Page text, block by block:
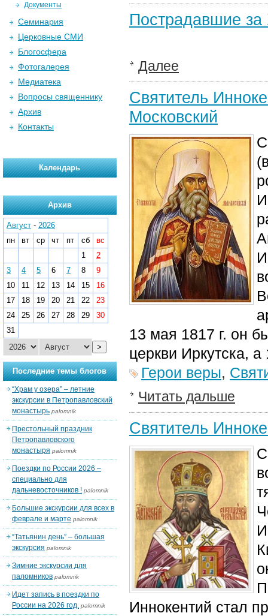
Пострадавшие за
Далее
Святитель
Московский
13 мая 1817 г. он
церкви Иркутска,
Герои веры,
Читать дальше
Святитель
Иннокентий стал
Документы
Семинария
Церковные СМИ
Блогосфера
Фотогалерея
Медиатека
Вопросы священнику
Архив
Контакты
Календарь
Архив
Август - 2026
пн
вт ср чт пт сб
вс
1
2
3
4 5 6 7 8
9
10
11 12 13 14 15
16
17
18 19 20 21 22
23
24
25 26 27 28 29
30
31
>
Последние темы блогов
“Храм у озера” – летние
экскурсии в Петропавловский
монастырь palomnik
Престольный праздник
Петропавловского
монастыря palomnik
Поездки по России 2026 –
специально для
дальневосточников ! palomnik
Большие экскурсии для всех в
феврале и марте palomnik
“Татьянин день” – большая
экскурсия palomnik
Зимние экскурсии для
паломников palomnik
Идет запись в поездки по
России на 2026 год. palomnik